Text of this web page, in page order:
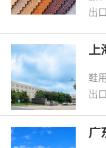
出
上
鞋
出